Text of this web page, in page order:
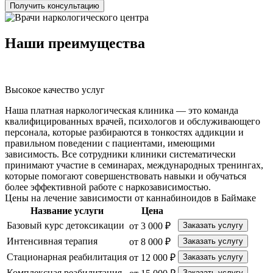
Получить консультацию
Наши преимущества
Высокое качество услуг
Наша платная наркологическая клиника — это команда
квалифицированных врачей, психологов и обслуживающего
персонала, которые разбираются в тонкостях аддикции и
правильном поведении с пациентами, имеющими
зависимость. Все сотрудники клиники систематически
принимают участие в семинарах, международных тренингах,
которые помогают совершенствовать навыки и обучаться
более эффективной работе с наркозависимостью.
Цены на лечение зависимости от каннабиноидов в Баймаке
Название услуги
Цена
Базовый курс детоксикации от 3 000 ₽ Заказать услугу
Интенсивная терапия от 8 000 ₽ Заказать услугу
Стационарная реабилитация от 12 000 ₽ Заказать услугу